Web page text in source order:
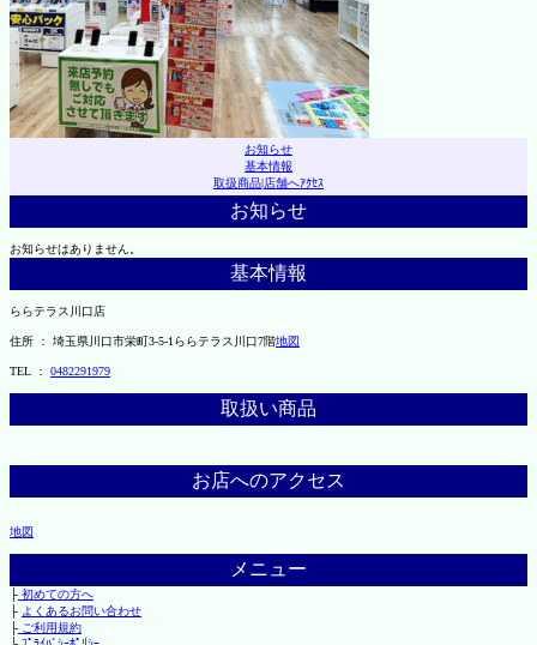
お知らせ
基本情報
取扱商品|店舗へｱｸｾｽ
お知らせ
お知らせはありません。
基本情報
ららテラス川口店
住所 ： 埼玉県川口市栄町3-5-1ららテラス川口7階地図
TEL ： 0482291979
取扱い商品
お店へのアクセス
地図
メニュー
├初めての方へ
├ よくあるお問い合わせ
├ご利用規約